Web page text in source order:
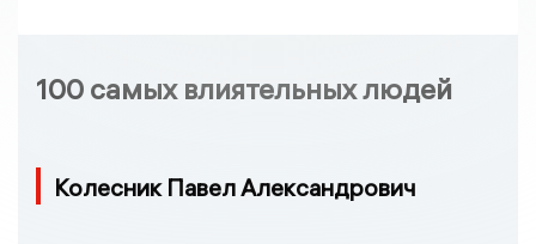
100 самых влиятельных людей
Колесник Павел Александрович